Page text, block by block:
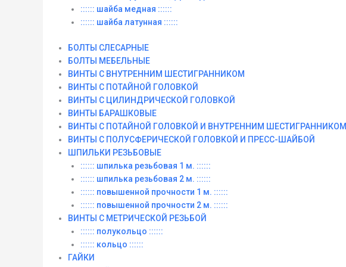
:::::: шайба медная ::::::
:::::: шайба латунная ::::::
БОЛТЫ СЛЕСАРНЫЕ
БОЛТЫ МЕБЕЛЬНЫЕ
ВИНТЫ С ВНУТРЕННИМ ШЕСТИГРАННИКОМ
ВИНТЫ С ПОТАЙНОЙ ГОЛОВКОЙ
ВИНТЫ С ЦИЛИНДРИЧЕСКОЙ ГОЛОВКОЙ
ВИНТЫ БАРАШКОВЫЕ
ВИНТЫ С ПОТАЙНОЙ ГОЛОВКОЙ И ВНУТРЕННИМ ШЕСТИГРАННИКОМ
ВИНТЫ С ПОЛУСФЕРИЧЕСКОЙ ГОЛОВКОЙ И ПРЕСС-ШАЙБОЙ
ШПИЛЬКИ РЕЗЬБОВЫЕ
:::::: шпилька резьбовая 1 м. ::::::
:::::: шпилька резьбовая 2 м. ::::::
:::::: повышенной прочности 1 м. ::::::
:::::: повышенной прочности 2 м. ::::::
ВИНТЫ C МЕТРИЧЕСКОЙ РЕЗЬБОЙ
:::::: полукольцо ::::::
:::::: кольцо ::::::
ГАЙКИ